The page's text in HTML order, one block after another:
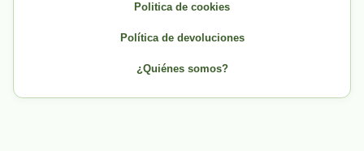
Politica de cookies
Política de devoluciones
¿Quiénes somos?